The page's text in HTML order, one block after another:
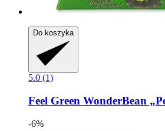
Do koszyka
5.0 (1)
Feel Green WonderBean
-6%